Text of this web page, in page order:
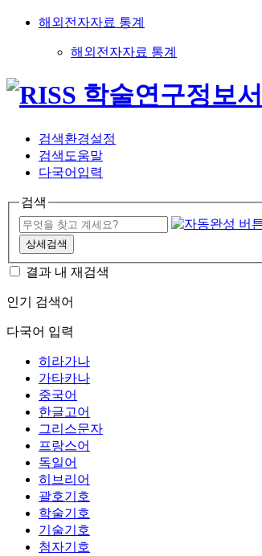
해외전자자료 통계
해외전자자료 통계
검색환경설정
검색도움말
다국어입력
검색
상세검색
결과 내 재검색
인기 검색어
다국어 입력
히라가나
가타카나
중국어
한글고어
그리스문자
프랑스어
독일어
히브리어
괄호기호
학술기호
기술기호
첨자기호